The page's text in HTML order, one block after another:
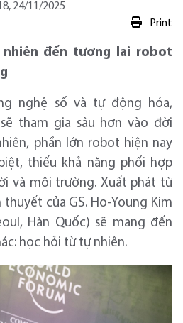
24/11/2025
Print
nhiên đến tương lai robot
nghệ số và tự động hóa,
tham gia sâu hơn vào đời
phần lớn robot hiện nay
thiếu khả năng phối hợp
và môi trường. Xuất phát từ
của GS. Ho-Young Kim
Hàn Quốc) sẽ mang đến
học hỏi từ tự nhiên.